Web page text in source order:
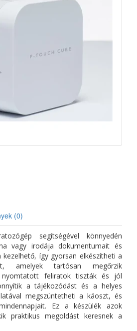
(0)
segítségével könnyedén
vagy irodája dokumentumait és
kezelhető, így gyorsan elkészítheti a
amelyek tartósan megőrzik
nyomtatott feliratok tiszták és jól
a tájékozódást és a helyes
megszüntetheti a káoszt, és
Ez a készülék azok
praktikus megoldást keresnek a